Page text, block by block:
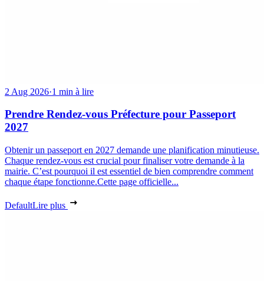
2 Aug 2026·1 min à lire
Prendre Rendez-vous Préfecture pour Passeport
2027
Obtenir un passeport en 2027 demande une planification minutieuse.
Chaque rendez-vous est crucial pour finaliser votre demande à la
mairie. C’est pourquoi il est essentiel de bien comprendre comment
chaque étape fonctionne.Cette page officielle...
DefaultLire plus